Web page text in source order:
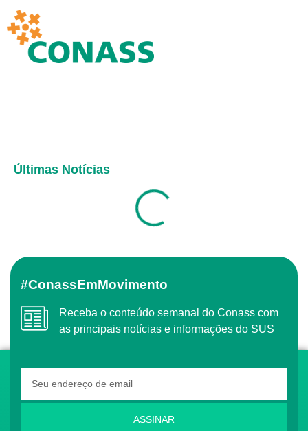
Últimas Notícias
#ConassEmMovimento
Receba o conteúdo semanal do Conass com
as principais notícias e informações do SUS
ASSINAR